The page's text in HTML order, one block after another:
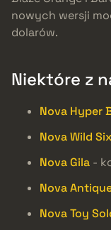
nowych wersji
dolarów.
Niektóre z
Nova Hyper
Nova Wild Six
Nova Gila -
Nova
Nova Toy